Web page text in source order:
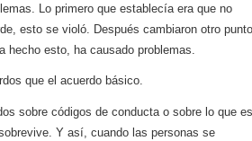
Lo primero que establecía era que no
esto se violó. Después cambiaron otro punto
esto, ha causado problemas.
que el acuerdo básico.
sobre códigos de conducta o sobre lo que es
Y así, cuando las personas se